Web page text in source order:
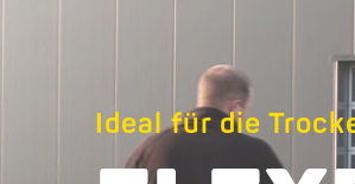
Ideal für die